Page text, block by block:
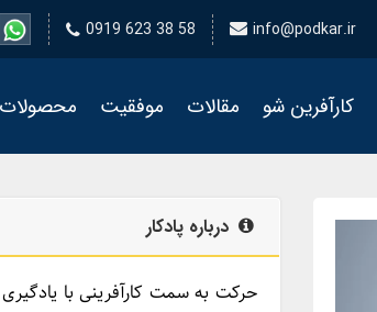
0919 623 38 58 info@podkar.ir
کارآفرین شو مقالات موفقیت محصولات
درباره پادکار
حرکت به سمت کارآفرینی با